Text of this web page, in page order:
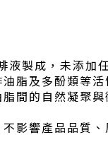
製成，未添加
脂及多酚類等活
間的自然凝聚
影響產品品質